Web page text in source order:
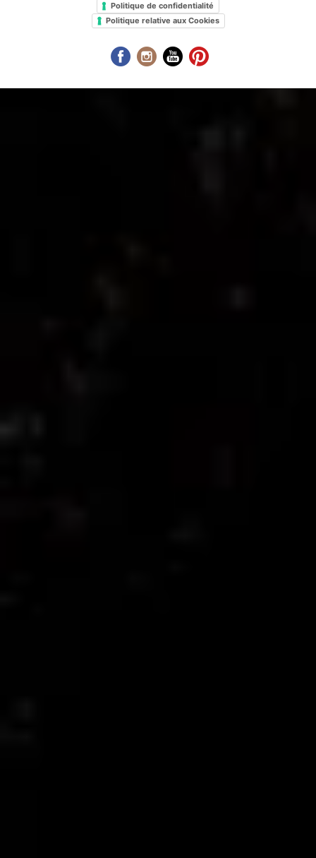
Politique de confidentialité
Politique relative aux Cookies